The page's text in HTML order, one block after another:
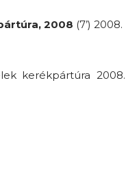
2008 (7’) 2008.
kerékpártúra 2008.